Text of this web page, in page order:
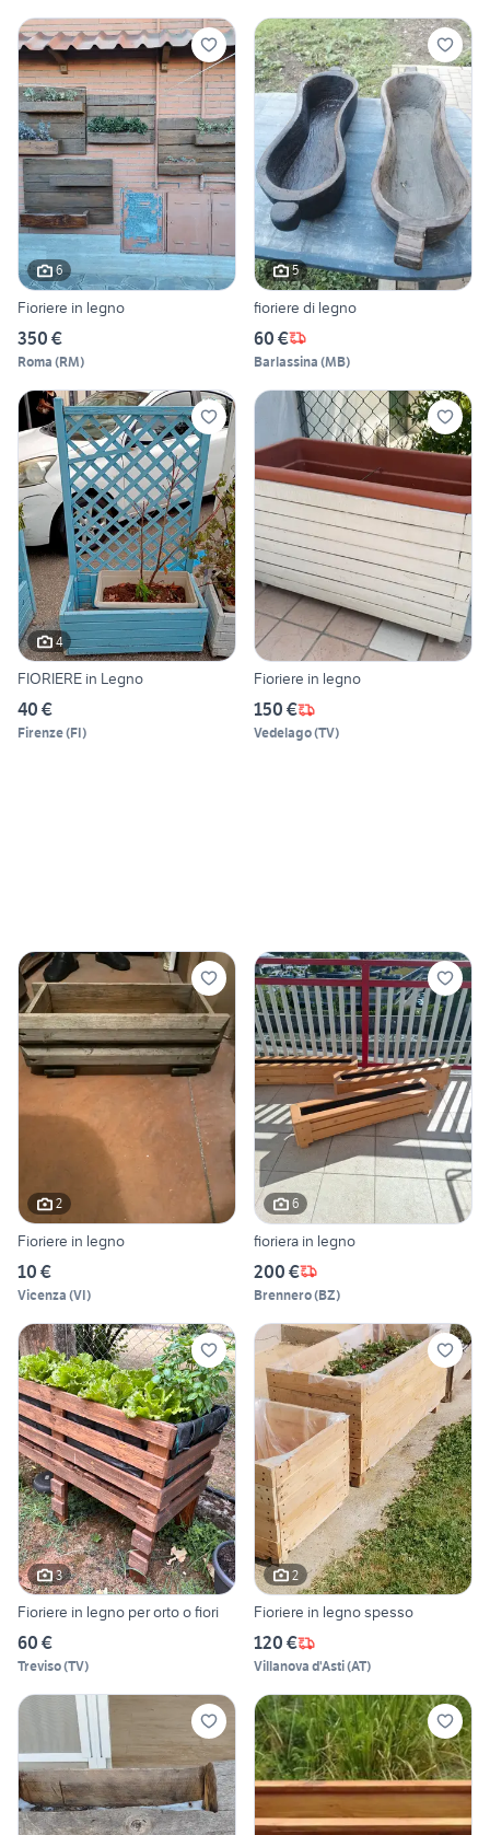
6
Fioriere in legno
350 €
Roma (RM)
5
fioriere di legno
60 €
Barlassina (MB)
4
FIORIERE in Legno
40 €
Firenze(FI)
Fioriere in legno
150 €
Vedelago(TV)
2
Fioriere in legno
10 €
Vicenza (VI)
6
fioriera in legno
200 €
Brennero(BZ)
3
Fioriere in legno per orto o fiori
60 €
Treviso(TV)
2
Fioriere in legno spesso
120 €
Villanova d'Asti(AT)